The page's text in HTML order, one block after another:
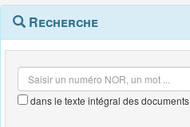
Navigation
outils
Menu
contextuel
Recherche
dans le texte intégral des documents